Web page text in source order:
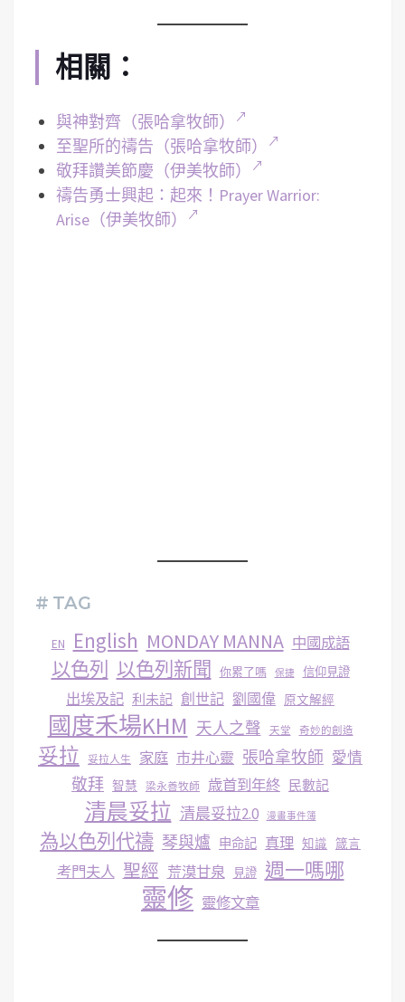
相關：
與神對齊（張哈拿牧師）
至聖所的禱告（張哈拿牧師）
敬拜讚美節慶（伊美牧師）
禱告勇士興起：起來！Prayer Warrior:
Arise（伊美牧師）
# TAG
EN English MONDAY MANNA 中國成語
以色列 以色列新聞 你累了嗎 保捷 信仰見證
出埃及記 利未記 創世記 劉國偉 原文解經
國度禾場KHM 天人之聲 天堂 奇妙的創造
妥拉 妥拉人生 家庭 市井心靈 張哈拿牧師 愛情
敬拜 智慧 梁永善牧師 歳首到年終 民數記
清晨妥拉 清晨妥拉2.0 漫畫事件簿
為以色列代禱 琴與爐 申命記 真理 知識 箴言
考門夫人 聖經 荒漠甘泉 見證 週一嗎哪
靈修 靈修文章